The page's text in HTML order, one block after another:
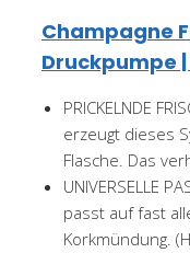
Champagne
Druckpumpe
PRICKELNDE
erzeugt dieses
Flasche. Das
UNIVERSELLE
passt auf fast
Korkmündung.